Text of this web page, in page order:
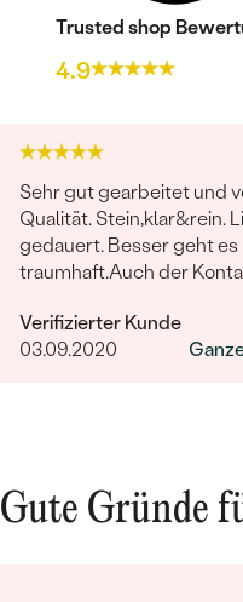
Trusted shop
4.9
Sehr gut gearbeitet und
Qualität. Stein,klar&rein.
gedauert. Besser geht
traumhaft.Auch der
Eppi wirklich
Verifizierter Kunde
03.09.2020
Gute Gründe